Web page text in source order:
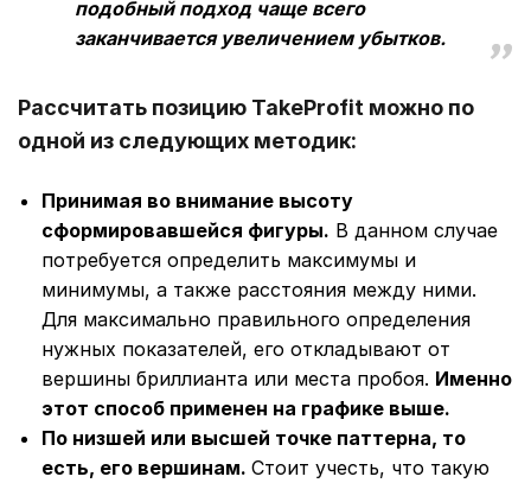
подобный подход чаще всего
заканчивается увеличением убытков.
Рассчитать позицию TakeProfit можно по
одной из следующих методик:
Принимая во внимание высоту
сформировавшейся фигуры. В данном случае
потребуется определить максимумы и
минимумы, а также расстояния между ними.
Для максимально правильного определения
нужных показателей, его откладывают от
вершины бриллианта или места пробоя. Именно
этот способ применен на графике выше.
По низшей или высшей точке паттерна, то
есть, его вершинам. Стоит учесть, что такую